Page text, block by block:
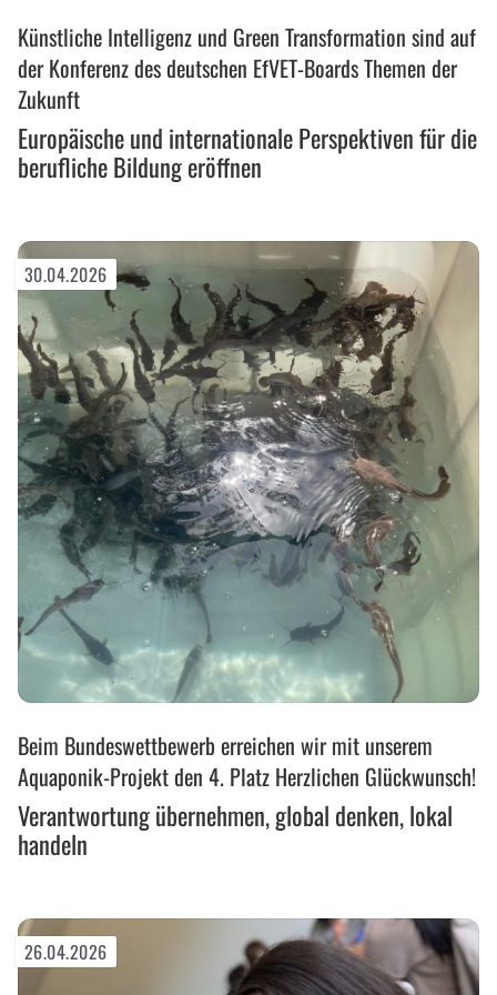
und
internationale
Perspektiven
für
die
berufliche
Künstliche Intelligenz und Green Transformation sind auf
der Konferenz des deutschen EfVET-Boards Themen der
Zukunft
Europäische und internationale Perspektiven für die
berufliche Bildung eröffnen
übernehmen,
global
denken,
lokal
handeln
Beim Bundeswettbewerb erreichen wir mit unserem
Aquaponik-Projekt den 4. Platz Herzlichen Glückwunsch!
Verantwortung übernehmen, global denken, lokal
handeln
30.04.2026
26.04.2026